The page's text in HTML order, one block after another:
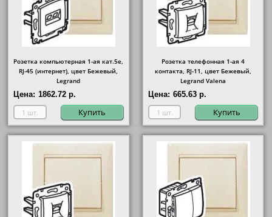
Розетка компьютерная 1-ая кат.5е,
RJ-45 (интернет), цвет Бежевый,
Legrand
Цена: 1862.72 р.
Купить
Розетка телефонная 1-ая 4
контакта, RJ-11, цвет Бежевый,
Legrand Valena
Цена: 665.63 р.
Купить